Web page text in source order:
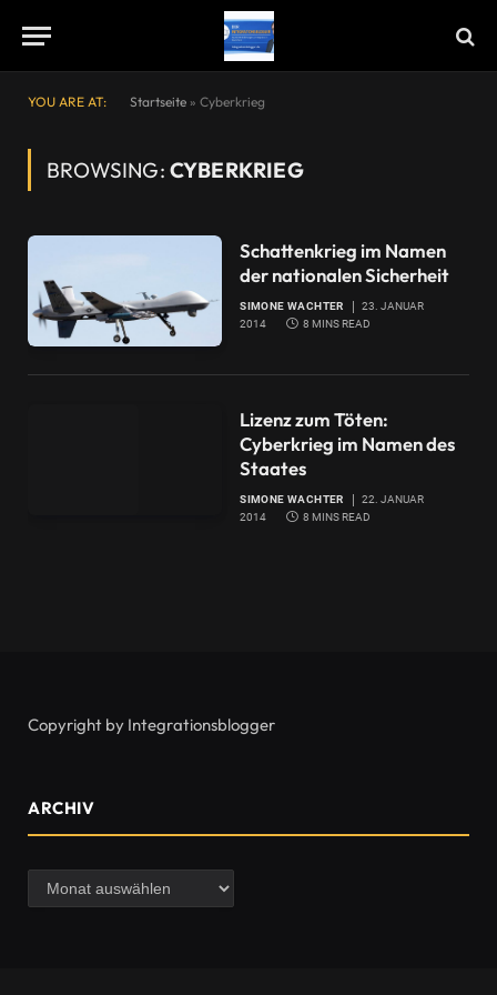
YOU ARE AT: Startseite » Cyberkrieg
BROWSING: CYBERKRIEG
Schattenkrieg im Namen
der nationalen Sicherheit
SIMONE WACHTER
23. JANUAR
2014
8 MINS READ
Lizenz zum Töten:
Cyberkrieg im Namen des
Staates
SIMONE WACHTER
22. JANUAR
2014
8 MINS READ
Copyright by Integrationsblogger
ARCHIV
Archiv